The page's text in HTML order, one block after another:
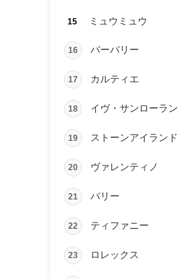
15 ミュウミュウ
16 バーバリー
17 カルティエ
18 イヴ・サンローラン
19 ストーンアイランド
20 ヴァレンティノ
21 バリー
22 ティファニー
23 ロレックス